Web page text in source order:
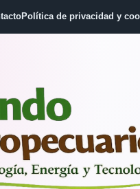
Política de privacidad y